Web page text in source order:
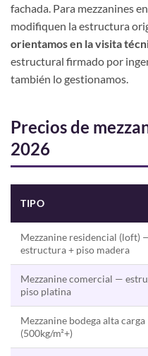
fachada. Para mezzanines
modifiquen la estructura
orientamos en la visita
estructural firmado por
también lo gestionamos.
Precios de
2026
TIPO
Mezzanine residencial (loft)
estructura + piso madera
Mezzanine comercial —
piso platina
Mezzanine bodega alta carga
(500kg/m²+)